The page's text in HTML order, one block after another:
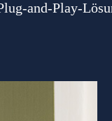
and-Play-